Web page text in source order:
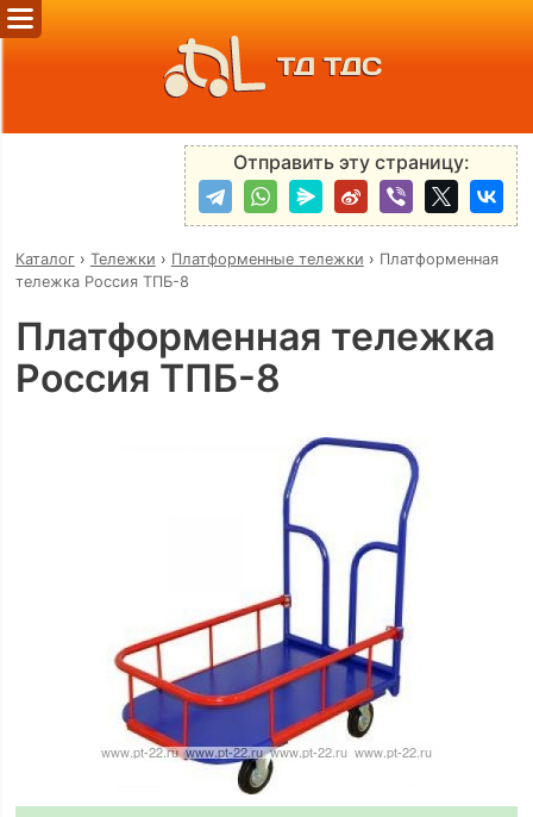
ТД ТДС
Отправить эту страницу:
Каталог› Тележки › Платформенные тележки › Платформенная
тележка Россия ТПБ-8
Платформенная тележка
Россия ТПБ-8